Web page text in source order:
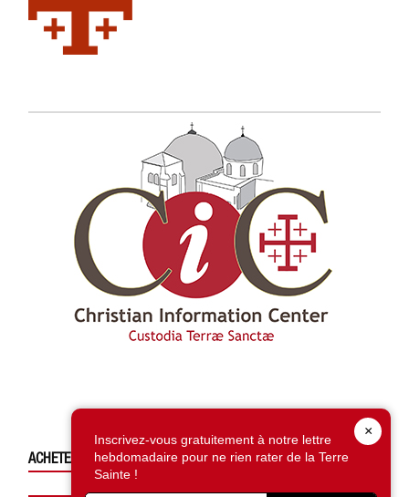
ACHETEZ CE NUMÉRO
×
Inscrivez-vous gratuitement à notre lettre
hebdomadaire pour ne rien rater de la Terre
Sainte !